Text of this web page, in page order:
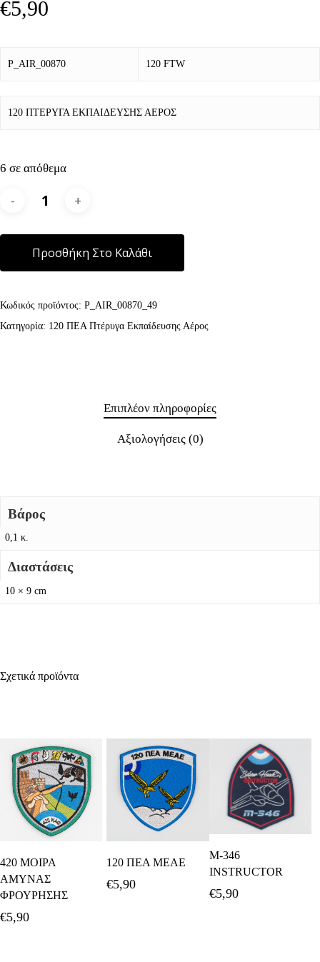
€5,90
P_AIR_00870 120 FTW
120 ΠΤΕΡΥΓΑ ΕΚΠΑΙΔΕΥΣΗΣ ΑΕΡΟΣ
6 σε απόθεμα
Προσθήκη Στο Καλάθι
Κωδικός προϊόντος: P_AIR_00870_49
Κατηγορία: 120 ΠΕΑ Πτέρυγα Εκπαίδευσης Αέρος
Επιπλέον πληροφορίες
Αξιολογήσεις (0)
Βάρος
0,1 κ.
Διαστάσεις
10 × 9 cm
Σχετικά προϊόντα
Καλάθι
420 ΜΟΙΡΑ
ΑΜΥΝΑΣ
ΦΡΟΥΡΗΣΗΣ
€5,90
120 ΠΕΑ ΜΕΑΕ
€5,90
Καλάθι
M-346
INSTRUCTOR
€5,90